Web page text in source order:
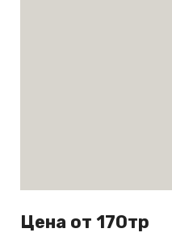
Цена от 170тр